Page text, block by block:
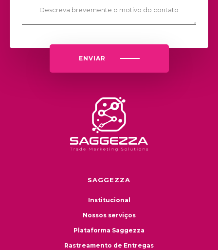
ENVIAR
SAGGEZZA
Institucional
Nossos serviços
Plataforma Saggezza
Rastreamento de Entregas